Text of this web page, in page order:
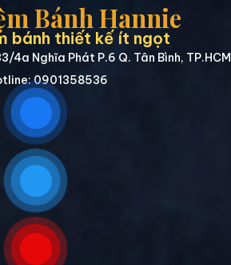
Bánh Hannie
bánh thiết kế ít ngọt
4a Nghĩa Phát P.6 Q. Tân Bình, TP.HCM
0901358536